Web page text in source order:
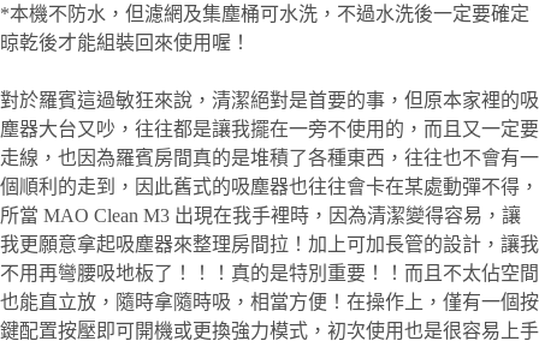
*本機不防水，但濾網及集塵桶可水洗，不過水洗後一定要確定
晾乾後才能組裝回來使用喔！
對於羅賓這過敏狂來說，清潔絕對是首要的事，但原本家裡的吸
塵器大台又吵，往往都是讓我擺在一旁不使用的，而且又一定要
走線，也因為羅賓房間真的是堆積了各種東西，往往也不會有一
個順利的走到，因此舊式的吸塵器也往往會卡在某處動彈不得，
所當 MAO Clean M3 出現在我手裡時，因為清潔變得容易，讓
我更願意拿起吸塵器來整理房間拉！加上可加長管的設計，讓我
不用再彎腰吸地板了！！！真的是特別重要！！而且不太佔空間
也能直立放，隨時拿隨時吸，相當方便！在操作上，僅有一個按
鍵配置按壓即可開機或更換強力模式，初次使用也是很容易上手